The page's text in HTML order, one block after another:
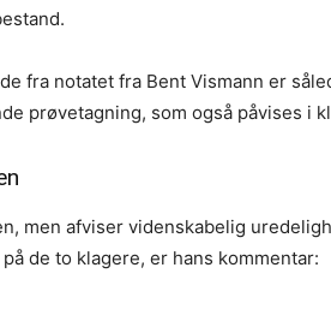
fra notatet fra Bent Vismann er
prøvetagning, som også påvises i
men afviser videnskabelig
de to klagere, er hans kommentar: